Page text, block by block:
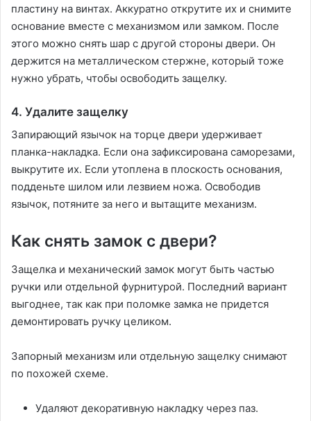
пластину на винтах. Аккуратно открутите их и снимите
основание вместе с механизмом или замком. После
этого можно снять шар с другой стороны двери. Он
держится на металлическом стержне, который тоже
нужно убрать, чтобы освободить защелку.
4. Удалите защелку
Запирающий язычок на торце двери удерживает
планка-накладка. Если она зафиксирована саморезами,
выкрутите их. Если утоплена в плоскость основания,
подденьте шилом или лезвием ножа. Освободив
язычок, потяните за него и вытащите механизм.
Как снять замок с двери?
Защелка и механический замок могут быть частью
ручки или отдельной фурнитурой. Последний вариант
выгоднее, так как при поломке замка не придется
демонтировать ручку целиком.
Запорный механизм или отдельную защелку снимают
по похожей схеме.
Удаляют декоративную накладку через паз.